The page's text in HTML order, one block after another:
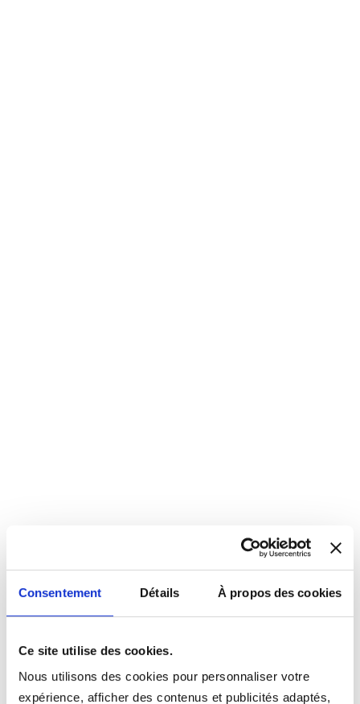
Consentement Détails À propos des cookies
Ce site utilise des cookies.
Nous utilisons des cookies pour personnaliser votre
expérience, afficher des contenus et publicités adaptés,